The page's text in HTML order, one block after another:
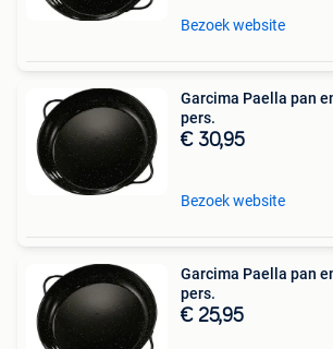
Bezoek website
Garcima Paella pan
pers.
€ 30,95
Bezoek website
Garcima Paella pan
pers.
€ 25,95